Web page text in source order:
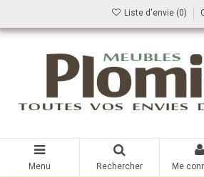
Liste d'envie (0)
Menu Rechercher Me